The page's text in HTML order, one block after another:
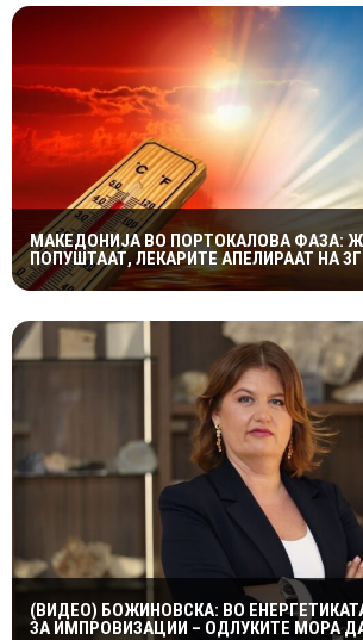
МАКЕДОНИЈА ВО ПОРТОКАЛОВА ФАЗА:
ПОПУШТААТ, ЛЕКАРИТЕ АПЕЛИРААТ НА
ПРЕТПАЗЛИВОСТ
(ВИДЕО) БОЖИНОВСКА: ВО
ЗА ИМПРОВИЗАЦИИ – ОДЛУКИТЕ МОРА